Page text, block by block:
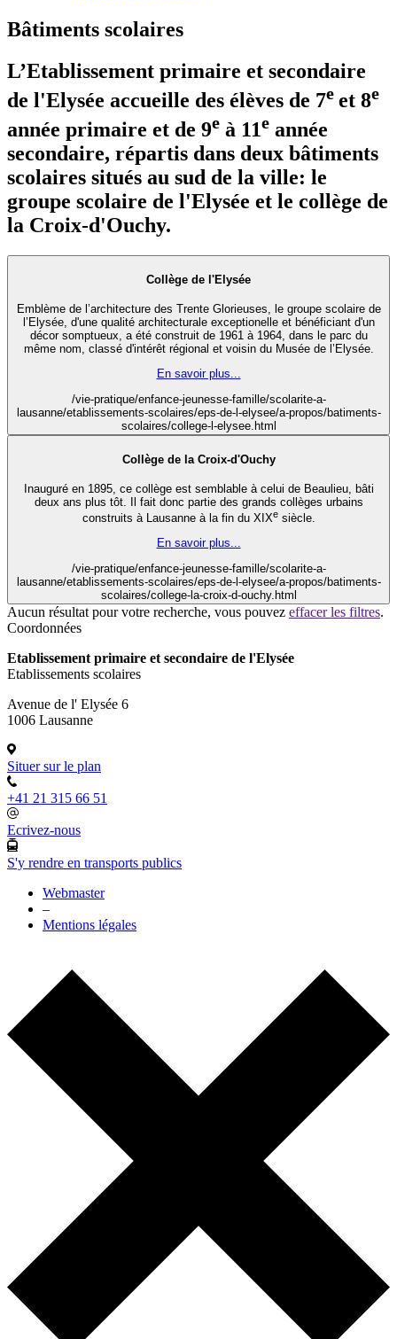
Bâtiments scolaires
L’Etablissement primaire et secondaire
de l'Elysée accueille des élèves de 7e et 8e
année primaire et de 9e à 11e année
secondaire, répartis dans deux bâtiments
scolaires situés au sud de la ville: le
groupe scolaire de l'Elysée et le collège de
la Croix-d'Ouchy.
Collège de l'Elysée
Emblème de l’architecture des Trente Glorieuses, le groupe scolaire de
l’Elysée, d'une qualité architecturale exceptionelle et bénéficiant d'un
décor somptueux, a été construit de 1961 à 1964, dans le parc du
même nom, classé d'intérêt régional et voisin du Musée de l’Elysée.
En savoir plus...
/vie-pratique/enfance-jeunesse-famille/scolarite-a-
lausanne/etablissements-scolaires/eps-de-l-elysee/a-propos/batiments-
scolaires/college-l-elysee.html
Collège de la Croix-d'Ouchy
Inauguré en 1895, ce collège est semblable à celui de Beaulieu, bâti
deux ans plus tôt. Il fait donc partie des grands collèges urbains
construits à Lausanne à la fin du XIXesiècle.
En savoir plus...
/vie-pratique/enfance-jeunesse-famille/scolarite-a-
lausanne/etablissements-scolaires/eps-de-l-elysee/a-propos/batiments-
scolaires/college-la-croix-d-ouchy.html
Aucun résultat pour votre recherche, vous pouvez effacer les filtres.
Coordonnées
Etablissement primaire et secondaire de l'Elysée
Etablissements scolaires
Avenue de l' Elysée 6
1006 Lausanne
Situer sur le plan
+41 21 315 66 51
Ecrivez-nous
S'y rendre en transports publics
Webmaster
–
Mentions légales